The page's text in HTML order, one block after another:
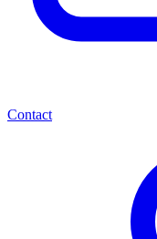
Contact